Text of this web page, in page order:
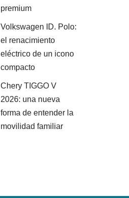
premium
Volkswagen ID. Polo:
el renacimiento
eléctrico de un icono
compacto
Chery TIGGO V
2026: una nueva
forma de entender la
movilidad familiar